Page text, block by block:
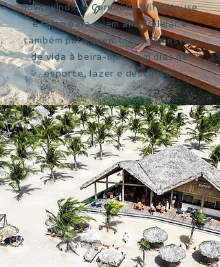
downwinds, o Carnaúba Wind House
é feito para quem ama velejar e
também para quem busca um estilo
de vida à beira-mar, com dias de
esporte, lazer e descanso.